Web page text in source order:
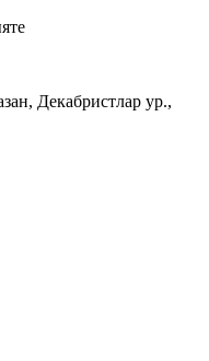
Декабристлар ур.,